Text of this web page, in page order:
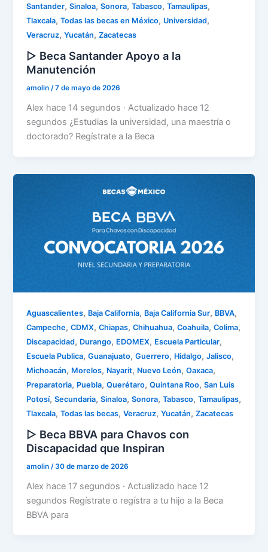
Santander,Sinaloa,Sonora,Tabasco,Tamaulipas,
Tlaxcala,Todas las becas en México, Universidad,
Veracruz,Yucatán,Zacatecas
▷ Beca Santander Apoyo a la
Manutención
amolin/7 de mayo de 2026
Alex hace 14 segundos · Actualizado hace 12
segundos ¿Estudias la universidad, una maestría o
doctorado? Regístrate a la Beca
Aguascalientes, Baja California, Baja California Sur, BBVA,
Campeche,CDMX,Chiapas,Chihuahua,Coahuila,Colima,
Discapacidad, Durango, EDOMEX, Escuela Particular,
Escuela Publica,Guanajuato,Guerrero, Hidalgo,Jalisco,
Michoacán, Morelos, Nayarit, Nuevo León,Oaxaca,
Preparatoria, Puebla,Querétaro,Quintana Roo,San Luis
Potosí,Secundaria,Sinaloa,Sonora,Tabasco,Tamaulipas,
Tlaxcala,Todas las becas,Veracruz,Yucatán,Zacatecas
▷ Beca BBVA para Chavos con
Discapacidad que Inspiran
amolin/30 de marzo de 2026
Alex hace 17 segundos · Actualizado hace 12
segundos Regístrate o regístra a tu hijo a la Beca
BBVA para